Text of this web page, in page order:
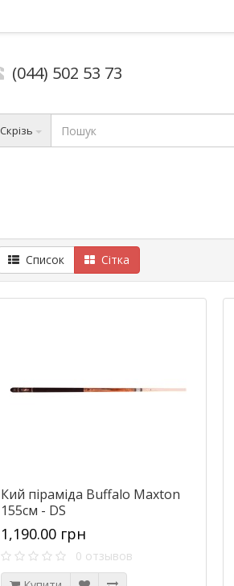
(044) 502 53 73
Скрізь
Список Сітка
Кий піраміда Buffalo Maxton
155см - DS
1,190.00 грн
0 отзывов